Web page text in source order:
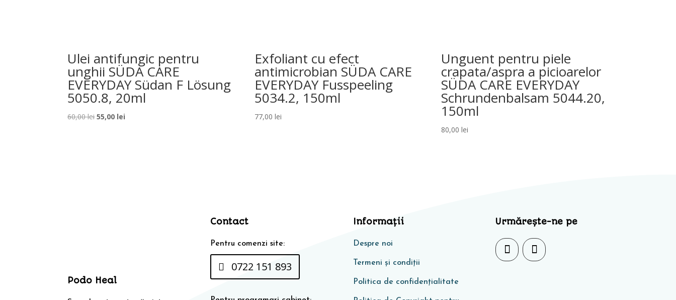
Ulei antifungic pentru
unghii SÜDA CARE
EVERYDAY Südan F Lösung
5050.8, 20ml
60,00leiPrețul
55,00 lei
Exfoliant cu efect
antimicrobian SÜDA CARE
EVERYDAY Fusspeeling
5034.2, 150ml
77,00 lei
Unguent pentru piele
crapata/aspra a picioarelor
SÜDA CARE EVERYDAY
Schrundenbalsam 5044.20,
150ml
80,00lei
Podo Heal
Contact
Pentru comenzi site:
0722 151 893
Informaţii
Despre noi
Termeni și condiții
Politica de confidențialitate
Urmărește-ne pe